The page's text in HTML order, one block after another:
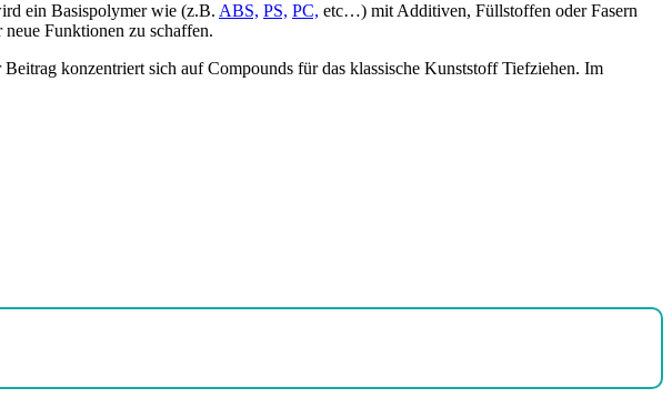
ein Basispolymer wie (z.B. ABS, PS, PC, etc…) mit Additiven, Füllstoffen oder Fasern
Funktionen zu schaffen.
konzentriert sich auf Compounds für das klassische Kunststoff Tiefziehen. Im